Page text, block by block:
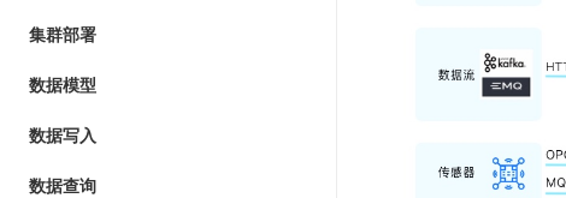
集群部署
数据模型
数据写入
数据查询